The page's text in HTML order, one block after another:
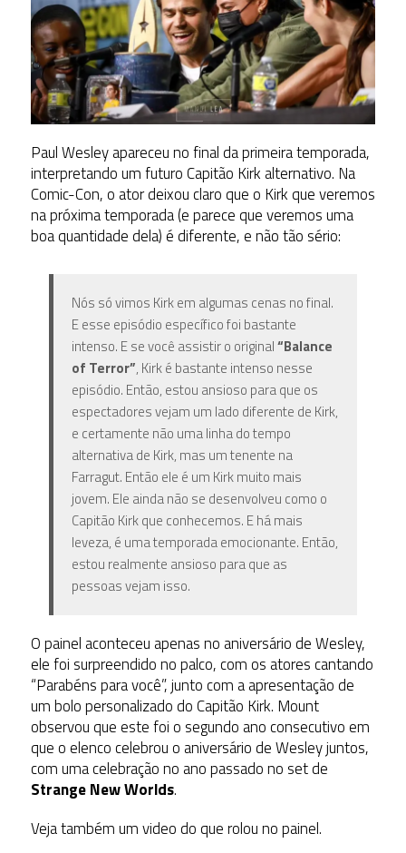
Paul Wesley apareceu no final da primeira temporada,
interpretando um futuro Capitão Kirk alternativo. Na
Comic-Con, o ator deixou claro que o Kirk que veremos
na próxima temporada (e parece que veremos uma
boa quantidade dela) é diferente, e não tão sério:
Nós só vimos Kirk em algumas cenas no final.
E esse episódio específico foi bastante
intenso. E se você assistir o original“Balance
of Terror”, Kirk é bastante intenso nesse
episódio. Então, estou ansioso para que os
espectadores vejam um lado diferente de Kirk,
e certamente não uma linha do tempo
alternativa de Kirk, mas um tenente na
Farragut. Então ele é um Kirk muito mais
jovem. Ele ainda não se desenvolveu como o
Capitão Kirk que conhecemos. E há mais
leveza, é uma temporada emocionante. Então,
estou realmente ansioso para que as
pessoas vejam isso.
O painel aconteceu apenas no aniversário de Wesley,
ele foi surpreendido no palco, com os atores cantando
“Parabéns para você”, junto com a apresentação de
um bolo personalizado do Capitão Kirk. Mount
observou que este foi o segundo ano consecutivo em
que o elenco celebrou o aniversário de Wesley juntos,
com uma celebração no ano passado no set de
Strange New Worlds.
Veja também um video do que rolou no painel.